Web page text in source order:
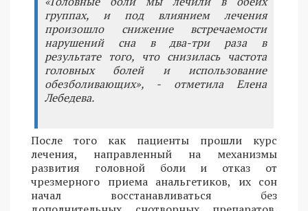
группах, и под влиянием лечения
произошло снижение встречаемости
нарушений сна в два-три раза в
результате того, что снизилась частота
головных болей и использование
обезболивающих», - отметила Елена
Лебедева.
После того как пациенты прошли курс
лечения, направленный на механизмы
развития головной боли и отказ от
чрезмерного приема анальгетиков, их сон
начал восстанавливаться без